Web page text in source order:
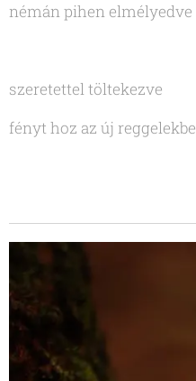
némán pihen elmélyedve
szeretettel töltekezve
fényt hoz az új reggelekbe